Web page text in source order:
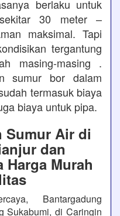
berlaku untuk
30 meter –
maksimal. Tapi
tergantung
masing-masing .
sumur bor dalam
termasuk biaya
biaya untuk pipa.
Sumur Air di
dan
Harga Murah
Bantargadung
Sukabumi, di Caringin